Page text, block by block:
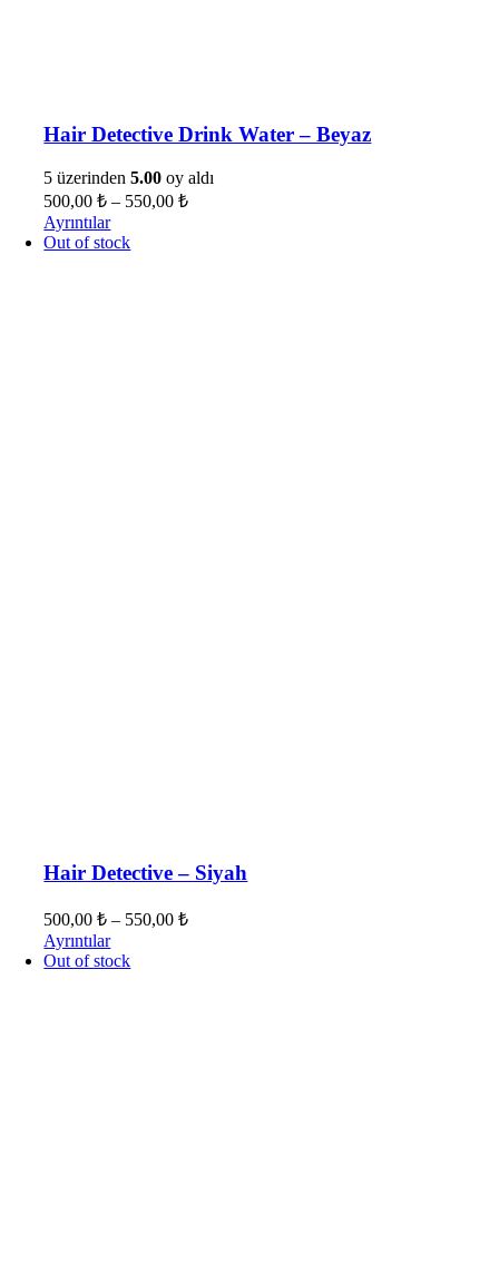
Hair Detective Drink Water – Beyaz
5 üzerinden5.00 oy aldı
500,00₺ – 550,00₺
Ayrıntılar
Out of stock
Hair Detective – Siyah
500,00₺ – 550,00₺
Ayrıntılar
Out of stock